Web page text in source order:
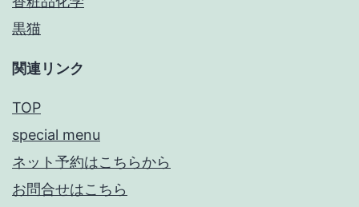
黒猫
関連リンク
TOP
special menu
ネット予約はこちらから
お問合せはこちら